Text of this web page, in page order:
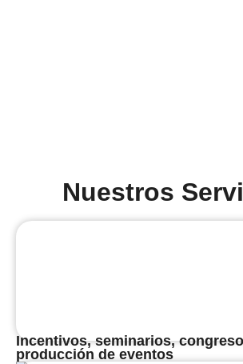
Nuestros
Incentivos, seminarios,
producción de eventos